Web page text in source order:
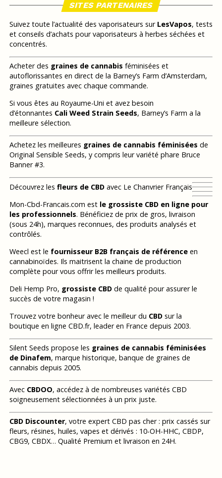
SITES PARTENAIRES
Suivez toute l’actualité des vaporisateurs sur LesVapos, tests
et conseils d’achats pour vaporisateurs à herbes séchées et
concentrés.
Acheter des graines de cannabis féminisées et
autoflorissantes en direct de la Barney’s Farm d’Amsterdam,
graines gratuites avec chaque commande.
Si vous êtes au Royaume-Uni et avez besoin
d’étonnantes Cali Weed Strain Seeds, Barney’s Farm a la
meilleure sélection.
Achetez les meilleures graines de cannabis féminisées de
Original Sensible Seeds, y compris leur variété phare Bruce
Banner #3.
Découvrez les fleurs de CBDavec Le Chanvrier Français
Mon-Cbd-Francais.com est le grossiste CBD en ligne pour
les professionnels. Bénéficiez de prix de gros, livraison
(sous 24h), marques reconnues, des produits analysés et
contrôlés.
Weecl est le fournisseur B2B français de référenceen
cannabinoïdes. Ils maitrisent la chaine de production
complète pour vous offrir les meilleurs produits.
Deli Hemp Pro, grossiste CBDde qualité pour assurer le
succès de votre magasin !
Trouvez votre bonheur avec le meilleur du CBDsur la
boutique en ligne CBD.fr, leader en France depuis 2003.
Silent Seeds propose les graines de cannabis féminisées
de Dinafem, marque historique, banque de graines de
cannabis depuis 2005.
Avec CBDOO, accédez à de nombreuses variétés CBD
soigneusement sélectionnées à un prix juste.
CBD Discounter, votre expert CBD pas cher : prix cassés sur
fleurs, résines, huiles, vapes et dérivés : 10-OH-HHC, CBDP,
CBG9, CBDX… Qualité Premium et livraison en 24H.